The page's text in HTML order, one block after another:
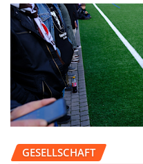
GESELLSCHAFT